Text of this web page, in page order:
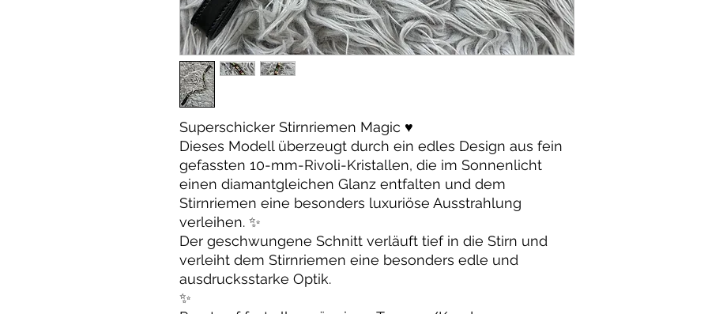
Superschicker Stirnriemen Magic ♥️
Dieses Modell überzeugt durch ein edles Design aus fein
gefassten 10-mm-Rivoli-Kristallen, die im Sonnenlicht
einen diamantgleichen Glanz entfalten und dem
Stirnriemen eine besonders luxuriöse Ausstrahlung
verleihen. ✨
Der geschwungene Schnitt verläuft tief in die Stirn und
verleiht dem Stirnriemen eine besonders edle und
ausdrucksstarke Optik.
✨